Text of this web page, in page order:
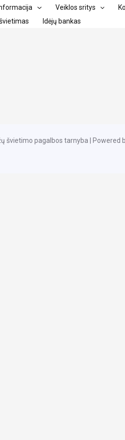
Veiklos sritys
Idėjų bankas
švietimo pagalbos tarnyba | Powered